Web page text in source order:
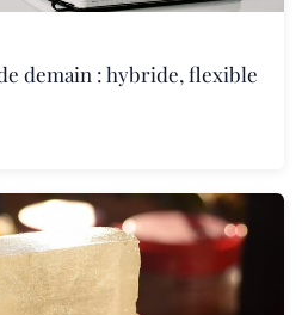
demain : hybride, flexible